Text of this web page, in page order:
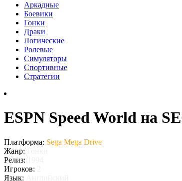
Аркадные
Боевики
Гонки
Драки
Логические
Ролевые
Симуляторы
Спортивные
Стратегии
ESPN Speed World на
Платформа: Sega Mega Drive
Жанр:
Релиз:
Игроков:
Язык: